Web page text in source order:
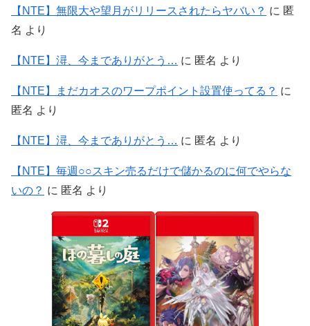
【NTE】無限大や望月がリリースされたらヤバい？ に 匿
名 より
【NTE】潯、今までありがとう… に 匿名 より
【NTE】まだカオスのワープポイント設置使ってる？ に
匿名 より
【NTE】潯、今までありがとう… に 匿名 より
【NTE】毎週○○スキン売るだけで儲かるのに何でやらな
いの？ に 匿名 より